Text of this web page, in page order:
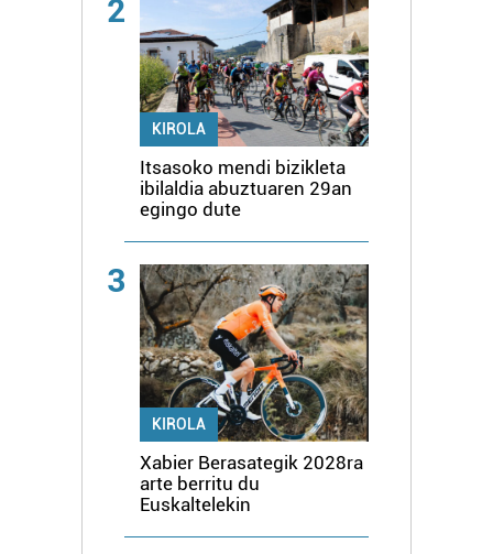
2
KIROLA
Itsasoko mendi bizikleta
ibilaldia abuztuaren 29an
egingo dute
3
KIROLA
Xabier Berasategik 2028ra
arte berritu du
Euskaltelekin